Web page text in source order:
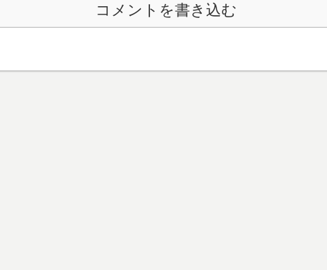
コメントを書き込む